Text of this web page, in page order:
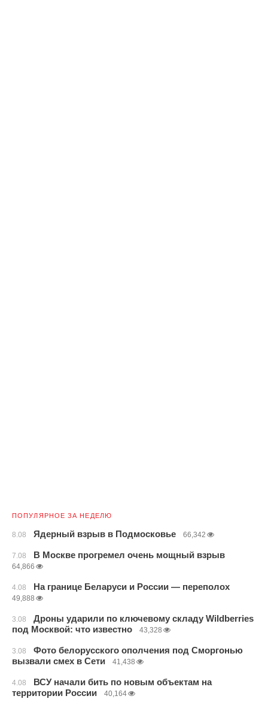
ПОПУЛЯРНОЕ ЗА НЕДЕЛЮ
8.08 Ядерный взрыв в Подмосковье 66,342
7.08 В Москве прогремел очень мощный взрыв
64,866
4.08 На границе Беларуси и России — переполох
49,888
3.08
Дроны ударили по ключевому складу Wildberries
под Москвой: что известно
43,328
3.08
Фото белорусского ополчения под Сморгонью
вызвали смех в Сети
41,438
4.08
ВСУ начали бить по новым объектам на
территории России
40,164